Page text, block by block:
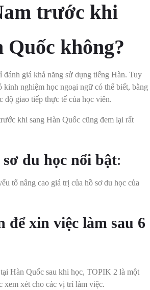
trước khi
Quốc không?
giá khả năng sử dụng tiếng Hàn. Tuy
kinh nghiệm học ngoại ngữ có thể biết, bằng
độ giao tiếp thực tế của học viên.
khi sang Hàn Quốc cũng đem lại rất
du học nổi bật:
tố nâng cao giá trị của hồ sơ du học của
để xin việc làm sau 6
Hàn Quốc sau khi học, TOPIK 2 là một
xem xét cho các vị trí làm việc.